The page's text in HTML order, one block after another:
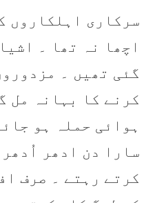
سرکاری اہلکاروں
اچھا نہ تھا ۔
گئی تھیں ۔
کرنے کا بہانہ مل
ہوائی حملہ ہو
سارا دن ادھر
کرتے رہتے ۔ صرف